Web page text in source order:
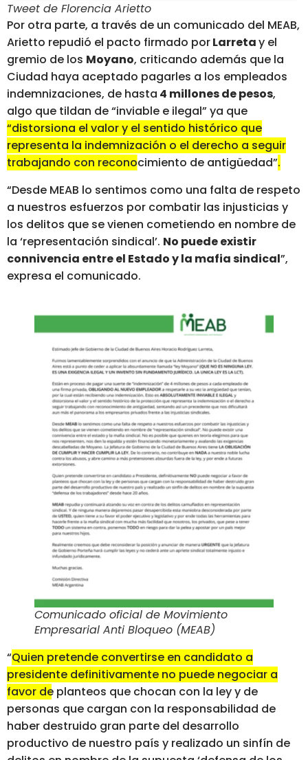
Tweet de Florencia Arietto
Por otra parte, a través de un comunicado del MEAB,
Arietto repudió el pacto firmado porLarretay el
gremio de los Moyano, criticando además que la
Ciudad haya aceptado pagarles a los empleados
indemnizaciones, de hasta 4 millones de pesos,
algo que tildan de “inviable e ilegal” ya que
“distorsiona el valor y el sentido histórico que
representa la indemnización o el derecho a seguir
trabajando con reconocimiento de antigüedad”.
“Desde MEAB lo sentimos como una falta de respeto
a nuestros esfuerzos por combatir las injusticias y
los delitos que se vienen cometiendo en nombre de
la ‘representación sindical’. No puede existir
connivencia entre el Estado y la mafia sindical”,
expresa el comunicado.
Comunicado oficial de Movimiento
Empresarial Anti Bloqueo (MEAB)
“Quien pretende convertirse en candidato a
presidente definitivamente no puede negociar a
favor de planteos que chocan con la leyy de
personas que cargan con la responsabilidad de
haber destruido gran parte del desarrollo
productivo de nuestro país y realizado un sinfín de